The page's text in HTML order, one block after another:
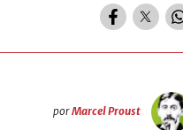
porMarcel Proust